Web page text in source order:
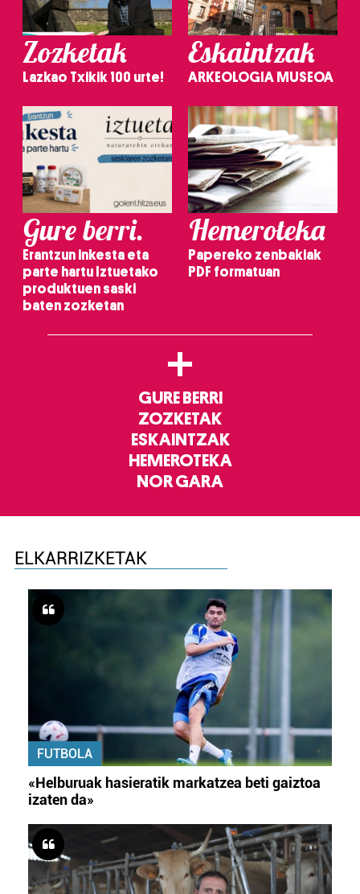
Zozketak
Lazkao Txikik 100 urte!
Eskaintzak
ARKEOLOGIA MUSEOA
Gure berri.
Erantzun inkesta eta
parte hartu Iztuetako
produktuen saski
baten zozketan
Hemeroteka
Papereko zenbakiak
PDF formatuan
+
GURE BERRI
ZOZKETAK
ESKAINTZAK
HEMEROTEKA
NOR GARA
ELKARRIZKETAK
FUTBOLA
«Helburuak hasieratik markatzea beti gaiztoa
izaten da»